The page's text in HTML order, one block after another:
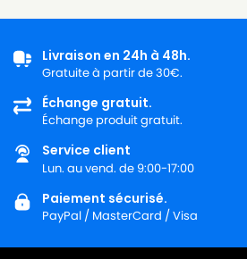
MIELE
MIELE ALLERVAC HEPA PLUS
MIELE
MIELE ALLERVAC S400
MIELE
MIELE ALLERVAC S600
MIELE
MIELE ALLERVAC S700
MIELE
MIELE ALLERVAC S718
MIELE
MIELE ALLERVAC S800
Livraison en 24h à 48h.
Gratuite à partir de 30€.
Échange gratuit.
Échange produit gratuit.
Service client
Lun. au vend. de 9:00-17:00
Paiement sécurisé.
PayPal / MasterCard / Visa